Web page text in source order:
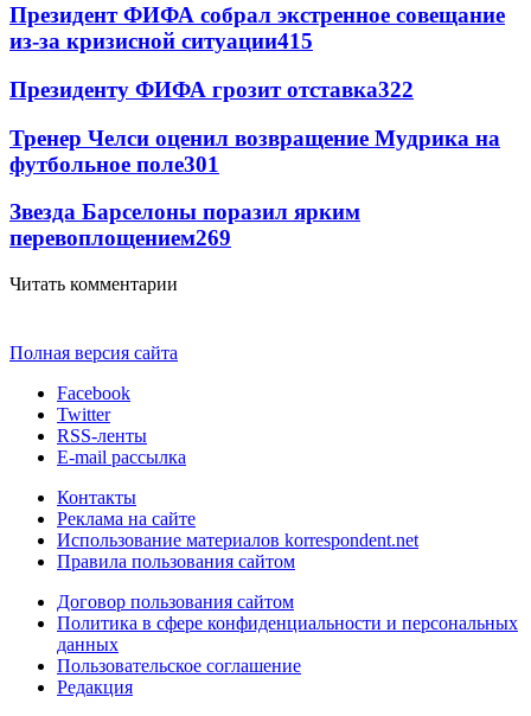
Президент ФИФА собрал экстренное совещание
из-за кризисной ситуации415
Президенту ФИФА грозит отставка322
Тренер Челси оценил возвращение Мудрика на
футбольное поле301
Звезда Барселоны поразил ярким
перевоплощением269
Читать комментарии
Полная версия сайта
Facebook
Twitter
RSS-ленты
E-mail рассылка
Контакты
Реклама на сайте
Использование материалов korrespondent.net
Правила пользования сайтом
Договор пользования сайтом
Политика в сфере конфиденциальности и персональных
данных
Пользовательское соглашение
Редакция